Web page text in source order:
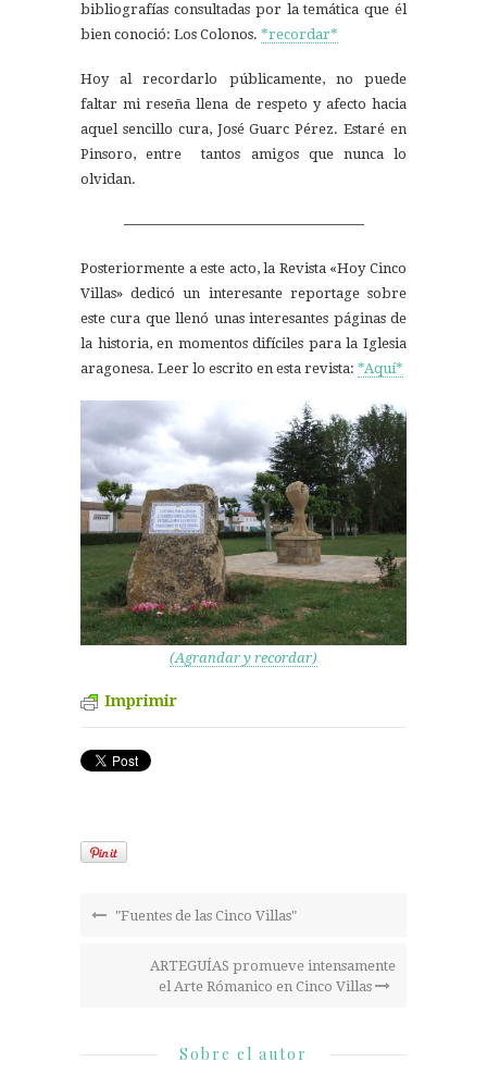
bibliografías consultadas por la temática que él
bien conoció: Los Colonos. *recordar*
Hoy al recordarlo públicamente, no puede
faltar mi reseña llena de respeto y afecto hacia
aquel sencillo cura, José Guarc Pérez. Estaré en
Pinsoro, entre tantos amigos que nunca lo
olvidan.
—————————————————
Posteriormente a este acto, la Revista «Hoy Cinco
Villas» dedicó un interesante reportage sobre
este cura que llenó unas interesantes páginas de
la historia, en momentos difíciles para la Iglesia
aragonesa. Leer lo escrito en esta revista: *Aquí*
(Agrandar y recordar)
Imprimir
"Fuentes de las Cinco Villas"
ARTEGUÍAS promueve intensamente
el Arte Rómanico en Cinco Villas
Sobre el autor